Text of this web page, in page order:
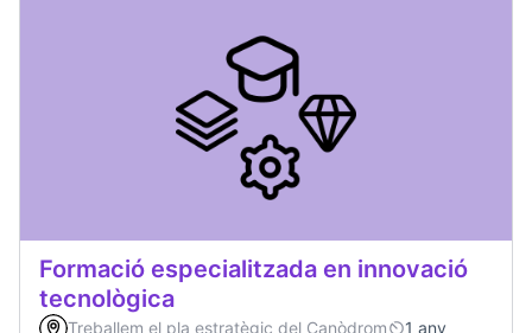
Formació especialitzada en innovació
tecnològica
Treballem el pla estratègic del Canòdrom
1 any